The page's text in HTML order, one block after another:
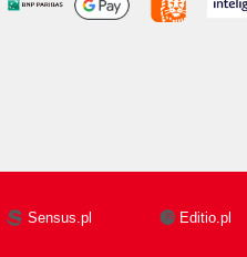
Sensus.pl Editio.pl